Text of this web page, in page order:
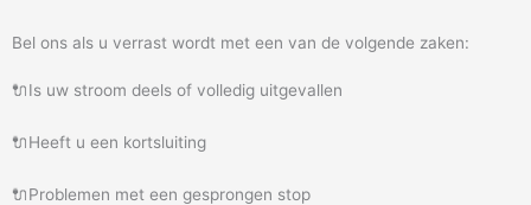
Bel ons als u verrast wordt met een van de volgende zaken:
🔌Is uw stroom deels of volledig uitgevallen
🔌Heeft u een kortsluiting
🔌Problemen met een gesprongen stop